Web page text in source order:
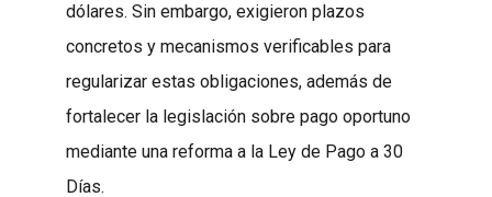
dólares. Sin embargo, exigieron plazos
concretos y mecanismos verificables para
regularizar estas obligaciones, además de
fortalecer la legislación sobre pago oportuno
mediante una reforma a la Ley de Pago a 30
Días.